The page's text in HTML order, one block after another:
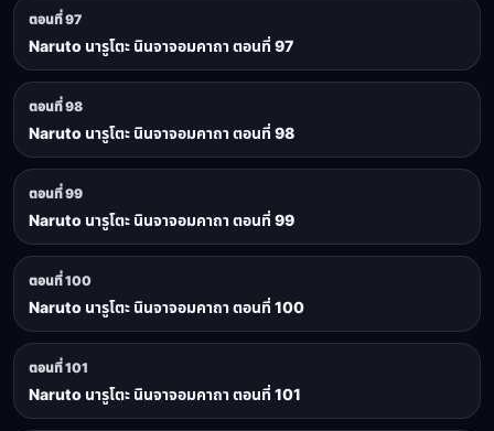
ตอนที่ 97
Naruto นารูโตะ นินจาจอมคาถา ตอนที่ 97
ตอนที่ 98
Naruto นารูโตะ นินจาจอมคาถา ตอนที่ 98
ตอนที่ 99
Naruto นารูโตะ นินจาจอมคาถา ตอนที่ 99
ตอนที่ 100
Naruto นารูโตะ นินจาจอมคาถา ตอนที่ 100
ตอนที่ 101
Naruto นารูโตะ นินจาจอมคาถา ตอนที่ 101